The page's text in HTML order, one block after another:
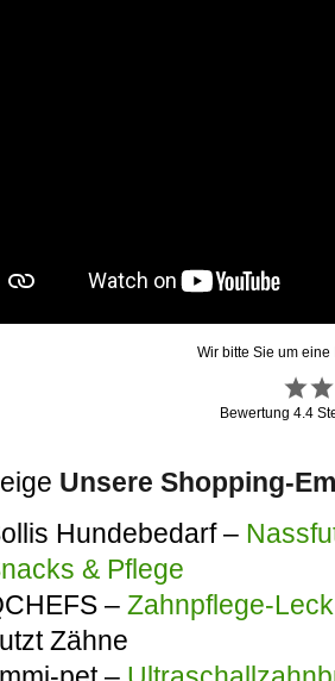
Wir bitte Sie um
Bewertung4.4
Unsere Shopping-
Hundebedarf –
& Pflege
– Zahnpflege-
Zähne